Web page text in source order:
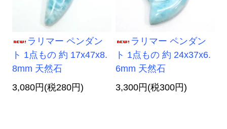
ラリマー ペンダン
ト 1点もの 約 17x47x8.
8mm 天然石
3,080円(税280円)
ラリマー ペンダン
ト 1点もの 約 24x37x6.
6mm 天然石
3,300円(税300円)